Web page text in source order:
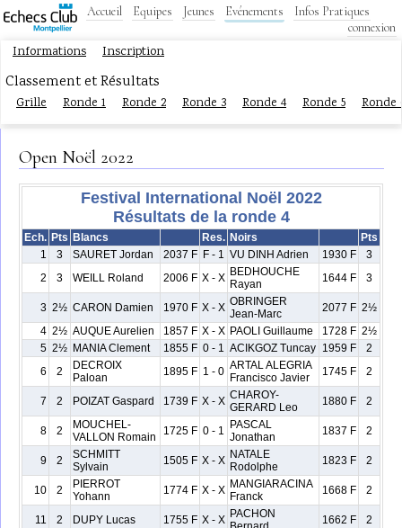
Accueil Equipes Jeunes Evénements
Infos Pratiques
connexion
Informations Inscription
Classement et Résultats
Grille Ronde 1 Ronde 2 Ronde 3 Ronde 4 Ronde 5 Ronde
Open Noël 2022
Festival International Noël 2022
Résultats de la ronde 4
Ech. Pts Blancs Res. Noirs
Pts
1
3 SAURET Jordan 2037 F F - 1 VU DINH Adrien 1930 F
3
2
3 WEILL Roland 2006 F X - X BEDHOUCHE
Rayan
1644 F 3
3 2½ CARON Damien 1970 F X - X OBRINGER
Jean-Marc
2077 F 2½
4 2½ AUQUE Aurelien 1857 F X - X PAOLI Guillaume 1728 F 2½
5 2½ MANIA Clement 1855 F 0 - 1 ACIKGOZ Tuncay 1959 F
2
6
2
DECROIX
Paloan
1895 F 1 - 0 ARTAL ALEGRIA
Francisco Javier
1745 F 2
7 2 POIZAT Gaspard 1739 F X - X CHAROY-
GERARD Leo
1880 F 2
8 2
MOUCHEL-
VALLON Romain
1725 F 0 - 1
PASCAL
Jonathan
1837 F 2
9 2
SCHMITT
Sylvain
1505 F X - X NATALE
Rodolphe
1823 F 2
10 2
PIERROT
Yohann
1774 F X - X MANGIARACINA
Franck
1668 F 2
11 2 DUPY Lucas 1755 F X - X PACHON
1662 F
2